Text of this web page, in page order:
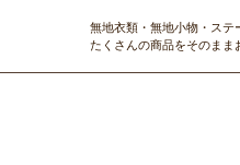
無地衣類・無地小物・ステ
たくさんの商品をそのまま